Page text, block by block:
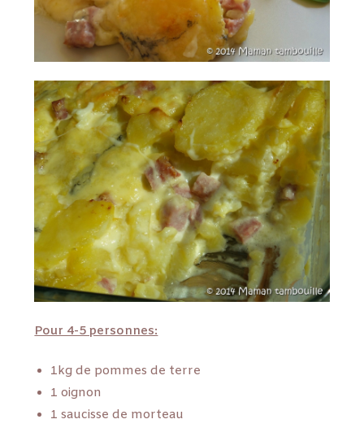
Pour 4-5 personnes:
1kg de pommes de terre
1 oignon
1 saucisse de morteau